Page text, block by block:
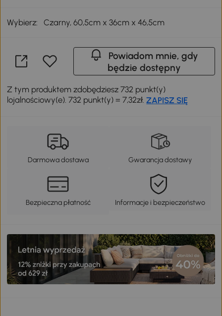
Wybierz: Czarny, 60,5cm x 36cm x 46,5cm
Powiadom mnie, gdy
będzie dostępny
Z tym produktem zdobędziesz 732 punkt(y)
lojalnościowy(e). 732 punkt(y) = 7,32zł.ZAPISZ SIĘ
Darmowa dostawa Gwarancja dostawy
Bezpieczna płatność Informacje i bezpieczeństwo